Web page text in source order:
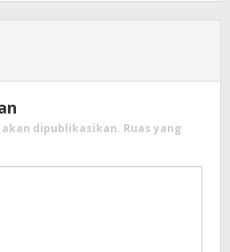
dipublikasikan. Ruas yang